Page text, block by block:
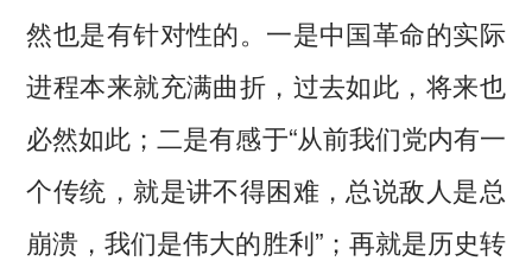
然也是有针对性的。一是中国革命的实际
进程本来就充满曲折，过去如此，将来也
必然如此；二是有感于“从前我们党内有一
个传统，就是讲不得困难，总说敌人是总
崩溃，我们是伟大的胜利”；再就是历史转